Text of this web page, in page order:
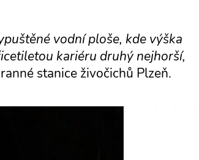
vodní ploše, kde výška
kariéru druhý nejhorší,
stanice živočichů Plzeň.